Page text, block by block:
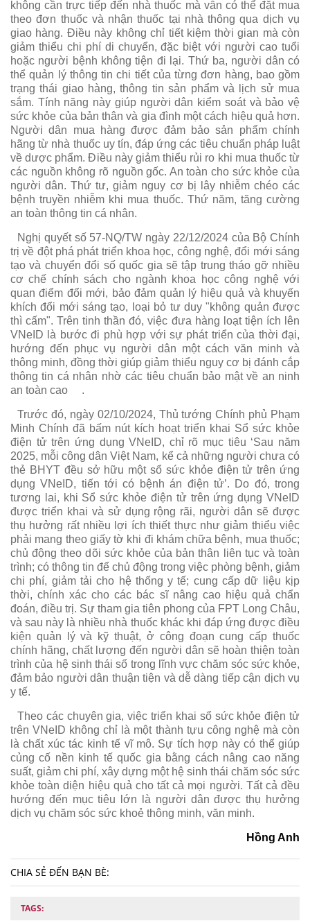
không cần trực tiếp đến nhà thuốc mà vẫn có thể đặt mua
theo đơn thuốc và nhận thuốc tại nhà thông qua dịch vụ
giao hàng. Điều này không chỉ tiết kiệm thời gian mà còn
giảm thiểu chi phí di chuyển, đặc biệt với người cao tuổi
hoặc người bệnh không tiện đi lại. Thứ ba, người dân có
thể quản lý thông tin chi tiết của từng đơn hàng, bao gồm
trạng thái giao hàng, thông tin sản phẩm và lịch sử mua
sắm. Tính năng này giúp người dân kiểm soát và bảo vệ
sức khỏe của bản thân và gia đình một cách hiệu quả hơn.
Người dân mua hàng được đảm bảo sản phẩm chính
hãng từ nhà thuốc uy tín, đáp ứng các tiêu chuẩn pháp luật
về dược phẩm. Điều này giảm thiểu rủi ro khi mua thuốc từ
các nguồn không rõ nguồn gốc. An toàn cho sức khỏe của
người dân. Thứ tư, giảm nguy cơ bị lây nhiễm chéo các
bệnh truyền nhiễm khi mua thuốc. Thứ năm, tăng cường
an toàn thông tin cá nhân.
Nghị quyết số 57-NQ/TW ngày 22/12/2024 của Bộ Chính
trị về đột phá phát triển khoa học, công nghệ, đổi mới sáng
tạo và chuyển đổi số quốc gia sẽ tập trung tháo gỡ nhiều
cơ chế chính sách cho ngành khoa học công nghệ với
quan điểm đổi mới, bảo đảm quản lý hiệu quả và khuyến
khích đổi mới sáng tạo, loại bỏ tư duy "không quản được
thì cấm". Trên tinh thần đó, việc đưa hàng loạt tiện ích lên
VNeID là bước đi phù hợp với sự phát triển của thời đại,
hướng đến phục vụ người dân một cách văn minh và
thông minh, đồng thời giúp giảm thiểu nguy cơ bị đánh cắp
thông tin cá nhân nhờ các tiêu chuẩn bảo mật về an ninh
an toàn cao
.
Trước đó, ngày 02/10/2024, Thủ tướng Chính phủ Phạm
Minh Chính đã bấm nút kích hoạt triển khai Sổ sức khỏe
điện tử trên ứng dụng VNeID, chỉ rõ mục tiêu ‘Sau năm
2025, mỗi công dân Việt Nam, kể cả những người chưa có
thẻ BHYT đều sở hữu một sổ sức khỏe điện tử trên ứng
dụng VNeID, tiến tới có bệnh án điện tử’. Do đó, trong
tương lai, khi Sổ sức khỏe điện tử trên ứng dụng VNeID
được triển khai và sử dụng rộng rãi, người dân sẽ được
thụ hưởng rất nhiều lợi ích thiết thực như giảm thiểu việc
phải mang theo giấy tờ khi đi khám chữa bệnh, mua thuốc;
chủ động theo dõi sức khỏe của bản thân liên tục và toàn
trình; có thông tin để chủ động trong việc phòng bệnh, giảm
chi phí, giảm tải cho hệ thống y tế; cung cấp dữ liệu kịp
thời, chính xác cho các bác sĩ nâng cao hiệu quả chẩn
đoán, điều trị. Sự tham gia tiên phong của FPT Long Châu,
và sau này là nhiều nhà thuốc khác khi đáp ứng được điều
kiện quản lý và kỹ thuật, ở công đoạn cung cấp thuốc
chính hãng, chất lượng đến người dân sẽ hoàn thiện toàn
trình của hệ sinh thái số trong lĩnh vực chăm sóc sức khỏe,
đảm bảo người dân thuận tiện và dễ dàng tiếp cận dịch vụ
y tế.
Theo các chuyên gia, việc triển khai sổ sức khỏe điện tử
trên VNeID không chỉ là một thành tựu công nghệ mà còn
là chất xúc tác kinh tế vĩ mô. Sự tích hợp này có thể giúp
củng cố nền kinh tế quốc gia bằng cách nâng cao năng
suất, giảm chi phí, xây dựng một hệ sinh thái chăm sóc sức
khỏe toàn diện hiệu quả cho tất cả mọi người. Tất cả đều
hướng đến mục tiêu lớn là người dân được thụ hưởng
dịch vụ chăm sóc sức khoẻ thông minh, văn minh.
Hồng Anh
CHIA SẺ ĐẾN BẠN BÈ:
TAGS: